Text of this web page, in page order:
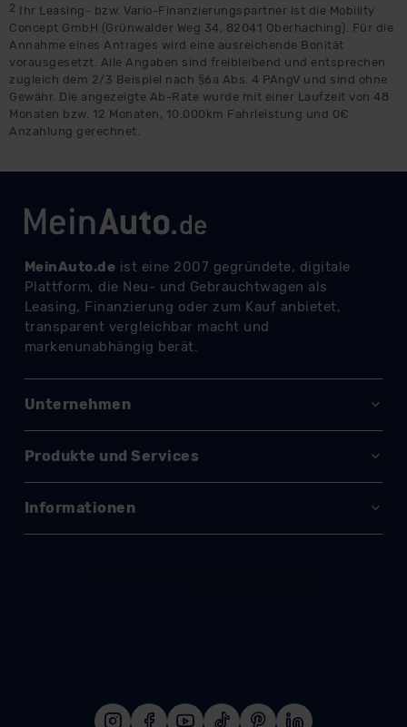
2 Ihr Leasing- bzw. Vario-Finanzierungspartner ist die Mobility
Concept GmbH (Grünwalder Weg 34, 82041 Oberhaching). Für die
Annahme eines Antrages wird eine ausreichende Bonität
vorausgesetzt. Alle Angaben sind freibleibend und entsprechen
zugleich dem 2/3 Beispiel nach §6a Abs. 4 PAngV und sind ohne
Gewähr. Die angezeigte Ab-Rate wurde mit einer Laufzeit von 48
Monaten bzw. 12 Monaten, 10.000km Fahrleistung und 0€
Anzahlung gerechnet.